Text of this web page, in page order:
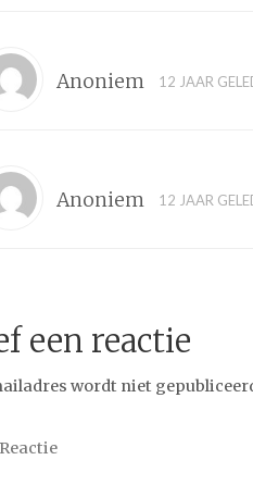
Anoniem 12 JAAR
Anoniem 12 JAAR
een reactie
wordt niet